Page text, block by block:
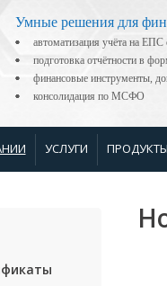
Умные решения для
автоматизация учёта на
подготовка отчётности в
финансовые инструменты,
консолидация по МСФО
УСЛУГИ